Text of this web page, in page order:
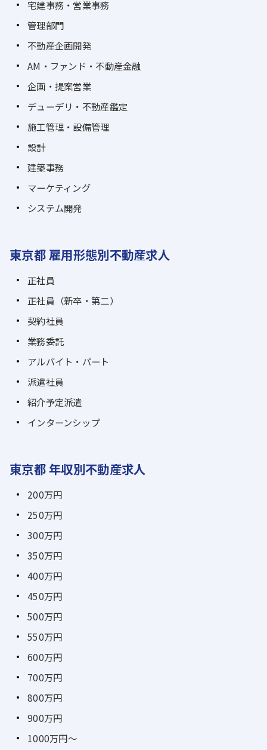
宅建事務・営業事務
管理部門
不動産企画開発
AM・ファンド・不動産金融
企画・提案営業
デューデリ・不動産鑑定
施工管理・設備管理
設計
建築事務
マーケティング
システム開発
東京都 雇用形態別不動産求人
正社員
正社員（新卒・第二）
契約社員
業務委託
アルバイト・パート
派遣社員
紹介予定派遣
インターンシップ
東京都 年収別不動産求人
200万円
250万円
300万円
350万円
400万円
450万円
500万円
550万円
600万円
700万円
800万円
900万円
1000万円～